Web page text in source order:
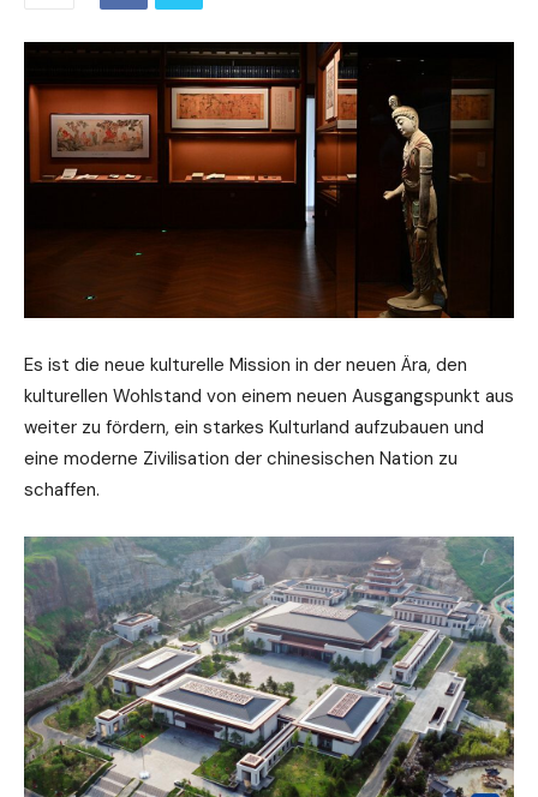
Es ist die neue kulturelle Mission in der neuen Ära, den
kulturellen Wohlstand von einem neuen Ausgangspunkt aus
weiter zu fördern, ein starkes Kulturland aufzubauen und
eine moderne Zivilisation der chinesischen Nation zu
schaffen.